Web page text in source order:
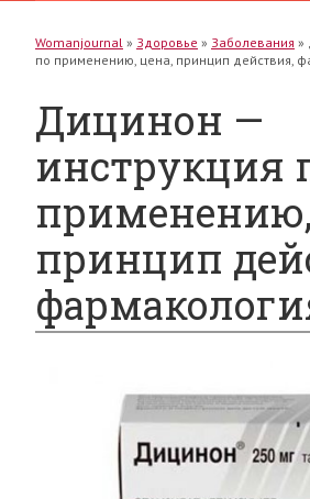
Womanjournal » Здоровье » Заболевания »
по применению, цена, принцип действия,
Дицинон —
инструкция
принцип